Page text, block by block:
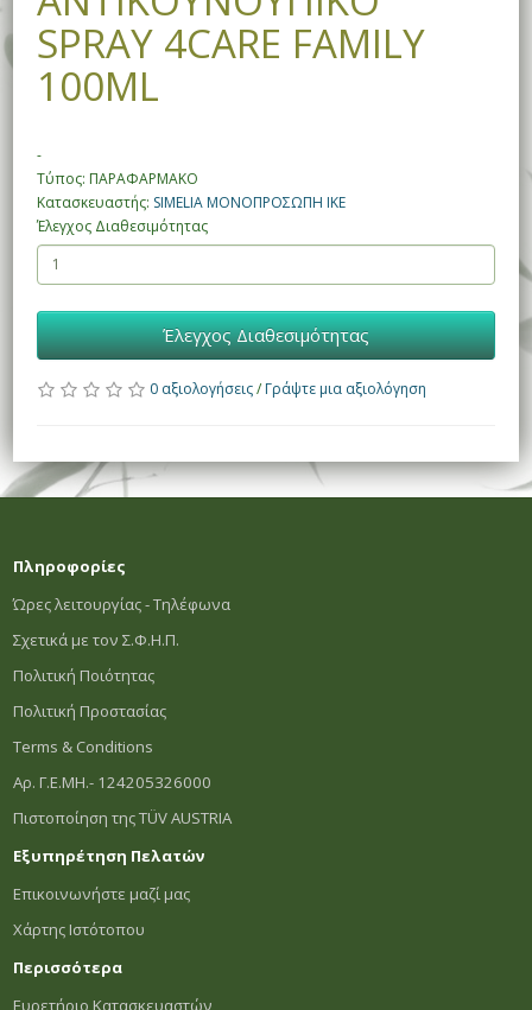
SPRAY 4CARE FAMILY
100ML
-
Τύπος: ΠΑΡΑΦΑΡΜΑΚΟ
Κατασκευαστής: SIMELIA ΜΟΝΟΠΡΟΣΩΠΗ ΙΚΕ
Έλεγχος Διαθεσιμότητας
Έλεγχος Διαθεσιμότητας
0 αξιολογήσεις/ Γράψτε μια αξιολόγηση
Πληροφορίες
Ώρες λειτουργίας - Τηλέφωνα
Σχετικά με τον Σ.Φ.Η.Π.
Πολιτική Ποιότητας
Πολιτική Προστασίας
Terms & Conditions
Αρ. Γ.Ε.ΜΗ.- 124205326000
Πιστοποίηση της TÜV AUSTRIA
Εξυπηρέτηση Πελατών
Επικοινωνήστε μαζί μας
Χάρτης Ιστότοπου
Περισσότερα
Ευρετήριο Κατασκευαστών